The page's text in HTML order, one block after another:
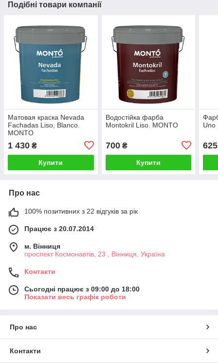
Подібні товари компанії
Матовая краска Nevada
Fachadas Liso, Blanco.
MONTO
1 430 ₴
Купити
Водостійка фарба
Montokril Liso. MONTO
700₴
Купити
Uno
625
Про нас
100% позитивних з 22 відгуків за рік
Працює з 20.07.2014
м. Вінниця
проспект Космонавтів, 23 , Вінниця, Україна
Контакти
Сьогодні працює з 09:00 до 18:00
Показати весь графік роботи
Про нас
Контакти